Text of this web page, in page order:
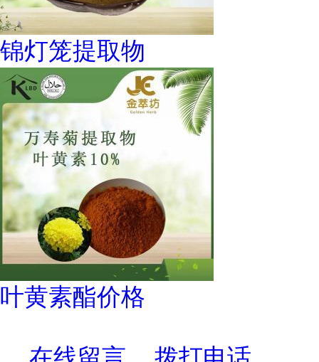
锦灯笼提取物
叶黄素酯价格